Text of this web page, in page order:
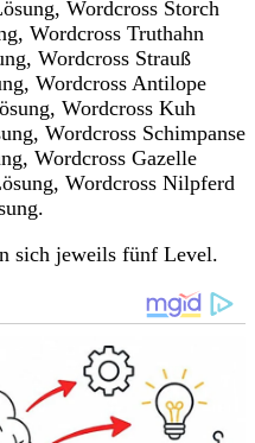
Wordcross Storch
Wordcross Truthahn
Wordcross Strauß
Wordcross Antilope
Wordcross Kuh
Wordcross Schimpanse
Wordcross Gazelle
Wordcross Nilpferd
sich jeweils fünf Level.